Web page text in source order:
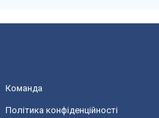
Команда
Політика конфіденційності